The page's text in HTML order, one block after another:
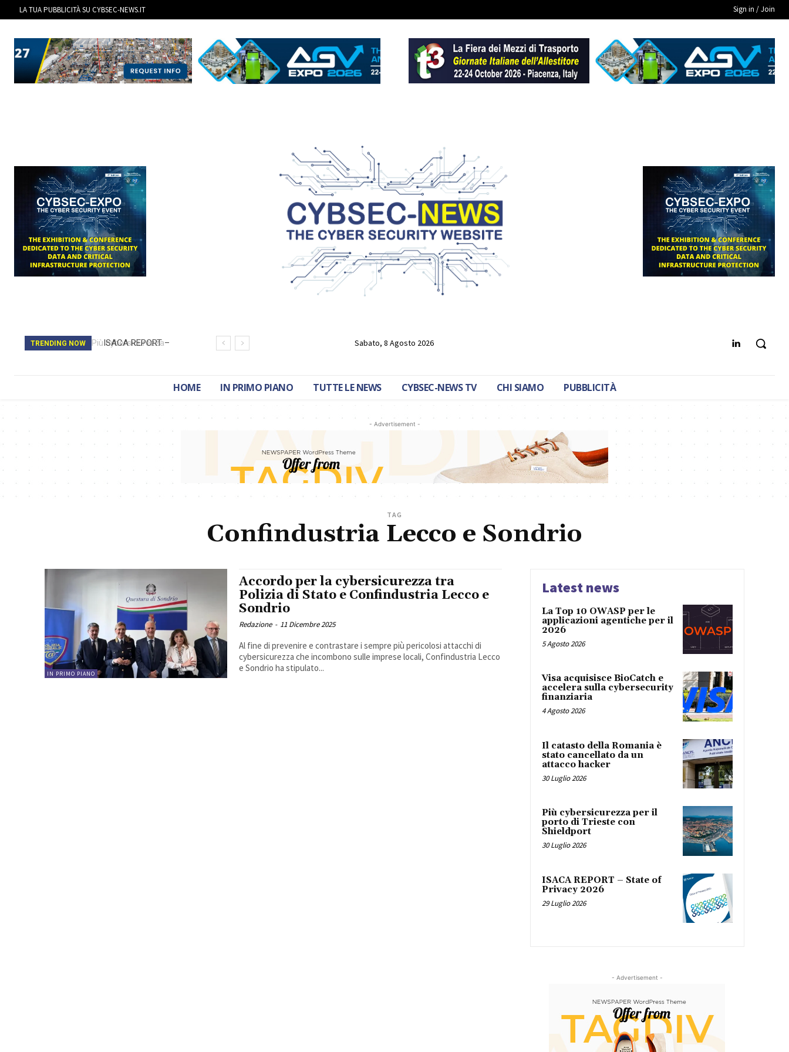
LA TUA PUBBLICITÀ SU CYBSEC-NEWS.IT Sign in / Join
TRENDING NOW
ISACA REPORT –
Sabato, 8 Agosto 2026
HOME IN PRIMO PIANO TUTTE LE NEWS CYBSEC-NEWS TV CHI SIAMO PUBBLICITÀ
- Advertisement -
TAG
Confindustria Lecco e Sondrio
IN PRIMO PIANO
Accordo per la cybersicurezza tra
Polizia di Stato e Confindustria Lecco e
Sondrio
Redazione - 11 Dicembre 2025
Al fine di prevenire e contrastare i sempre più pericolosi attacchi di
cybersicurezza che incombono sulle imprese locali, Confindustria Lecco
e Sondrio ha stipulato...
Latest news
La Top 10 OWASP per le
applicazioni agentiche per il
2026
5 Agosto 2026
Visa acquisisce BioCatch e
accelera sulla cybersecurity
finanziaria
4 Agosto 2026
Il catasto della Romania è
stato cancellato da un
attacco hacker
30 Luglio 2026
Più cybersicurezza per il
porto di Trieste con
Shieldport
30 Luglio 2026
ISACA REPORT – State of
Privacy 2026
29 Luglio 2026
- Advertisement -